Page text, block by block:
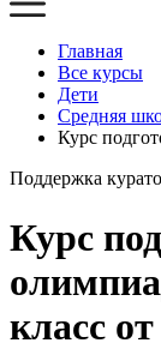
Главная
Все курсы
Дети
Средняя
Курс
Поддержка
Курс
класс от